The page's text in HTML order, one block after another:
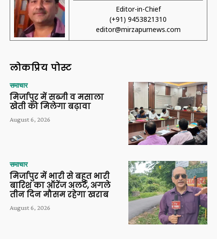
Editor-in-Chief
(+91) 9453821310
editor@mirzapurnews.com
लोकप्रिय पोस्ट
समाचार
मिर्जापुर में सब्जी व मसाला
खेती को मिलेगा बढ़ावा
August 6, 2026
समाचार
मिर्जापुर में भारी से बहुत भारी
बारिश का ऑरेंज अलर्ट, अगले
तीन दिन मौसम रहेगा खराब
August 6, 2026